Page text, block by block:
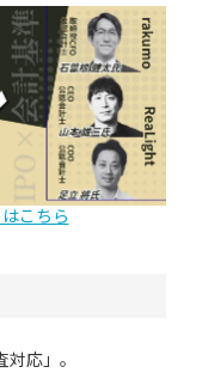
こちら
応」。